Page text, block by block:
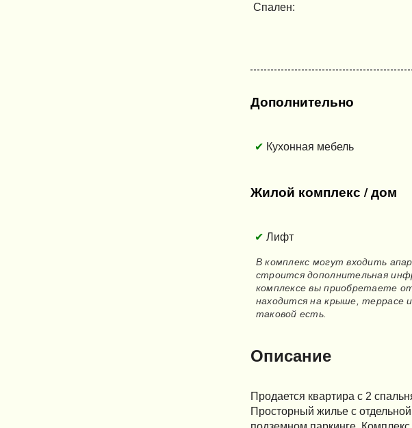
Спален:
Дополнительно
Кухонная мебель
Жилой комплекс / дом
Лифт
В комплекс могут входить
строится дополнительная
комплексе вы приобретаете
находится на крыше, террасе
таковой есть.
Описание
Продается квартира с 2
Просторный жилье с